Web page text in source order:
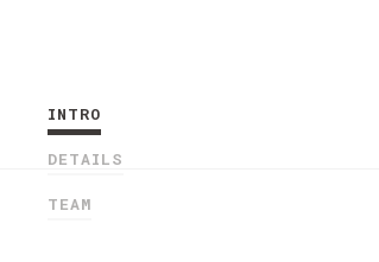
INTRO
DETAILS
TEAM